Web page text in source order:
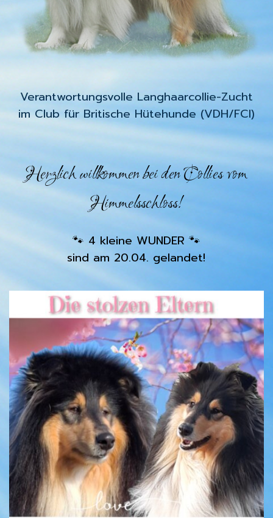
Verantwortungsvolle Langhaarcollie-Zucht
im Club für Britische Hütehunde (VDH/FCI)
Herzlich willkommen bei den Collies vom
Himmelsschloss!
🐾 4 kleine WUNDER 🐾
sind am 20.04. gelandet!